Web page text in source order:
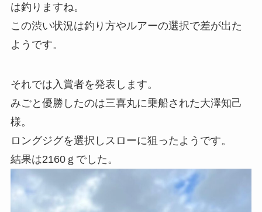
は釣りますね。
この渋い状況は釣り方やルアーの選択で差が出た
ようです。
それでは入賞者を発表します。
みごと優勝したのは三喜丸に乗船された大澤知己
様。
ロングジグを選択しスローに狙ったようです。
結果は2160ｇでした。